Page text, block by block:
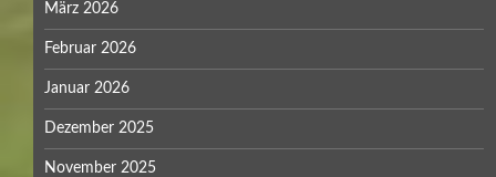
März 2026
Februar 2026
Januar 2026
Dezember 2025
November 2025